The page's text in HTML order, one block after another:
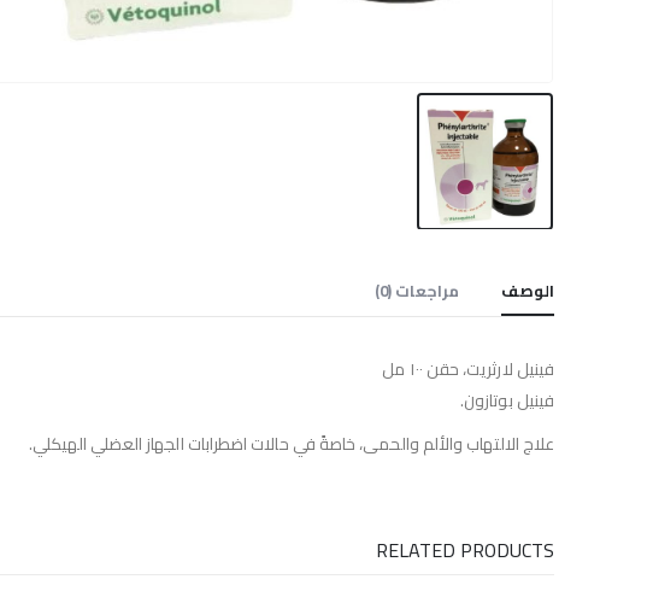
الوصف مراجعات (0)
فينيل لارثريت، حقن ١٠٠ مل
فينيل بوتازون.
علاج الالتهاب والألم والحمى، خاصةً في حالات اضطرابات الجهاز العضلي الهيكلي.
RELATED PRODUCTS